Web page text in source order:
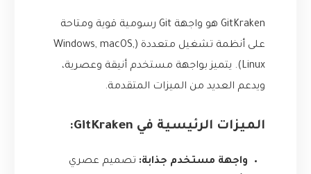
GitKraken هو واجهة Git رسومية قوية ومتاحة
على أنظمة تشغيل متعددة (Windows, macOS,
Linux). يتميز بواجهة مستخدم أنيقة وعصرية،
ويدعم العديد من الميزات المتقدمة.
الميزات الرئيسية في GitKraken:
واجهة مستخدم جذابة: تصميم عصري